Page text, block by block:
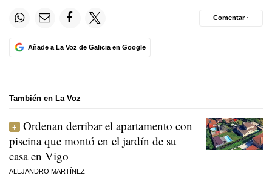
Añade a La Voz de Galicia en Google
Comentar ·
También en La Voz
Ordenan derribar el apartamento con
piscina que montó en el jardín de su
casa en Vigo
ALEJANDRO MARTÍNEZ